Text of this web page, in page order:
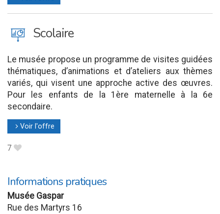
J Scolaire
Le musée propose un programme de visites guidées
thématiques, d’animations et d’ateliers aux thèmes
variés, qui visent une approche active des œuvres.
Pour les enfants de la 1ère maternelle à la 6e
secondaire.
l Voir l'offre
7 B
Informations pratiques
Musée Gaspar
Rue des Martyrs 16